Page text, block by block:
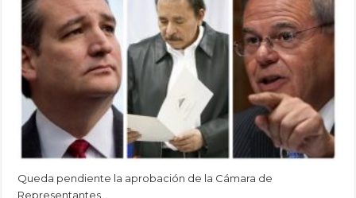
Queda pendiente la aprobación de la Cámara de
Representantes.